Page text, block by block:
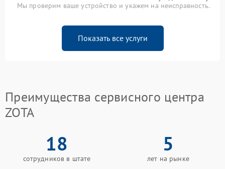
Мы проверим ваше устройство и укажем на неисправность.
Показать все услуги
Преимущества сервисного центра
ZOTA
18
сотрудников в штате
5
лет на рынке